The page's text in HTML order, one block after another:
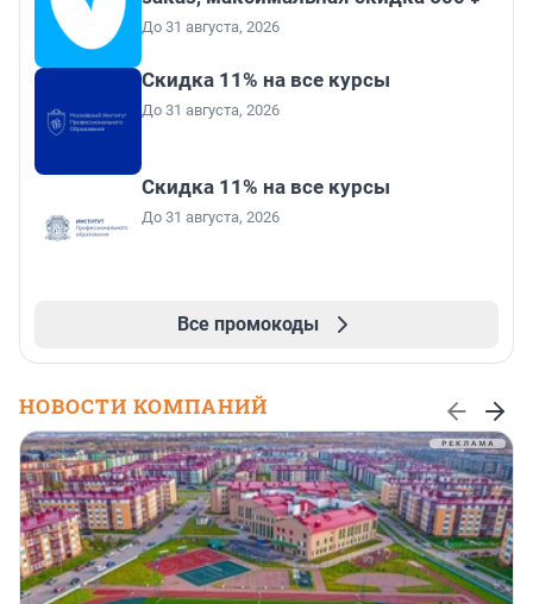
До 31 августа, 2026
Скидка 11% на все курсы
До 31 августа, 2026
Скидка 11% на все курсы
До 31 августа, 2026
Все промокоды
НОВОСТИ КОМПАНИЙ